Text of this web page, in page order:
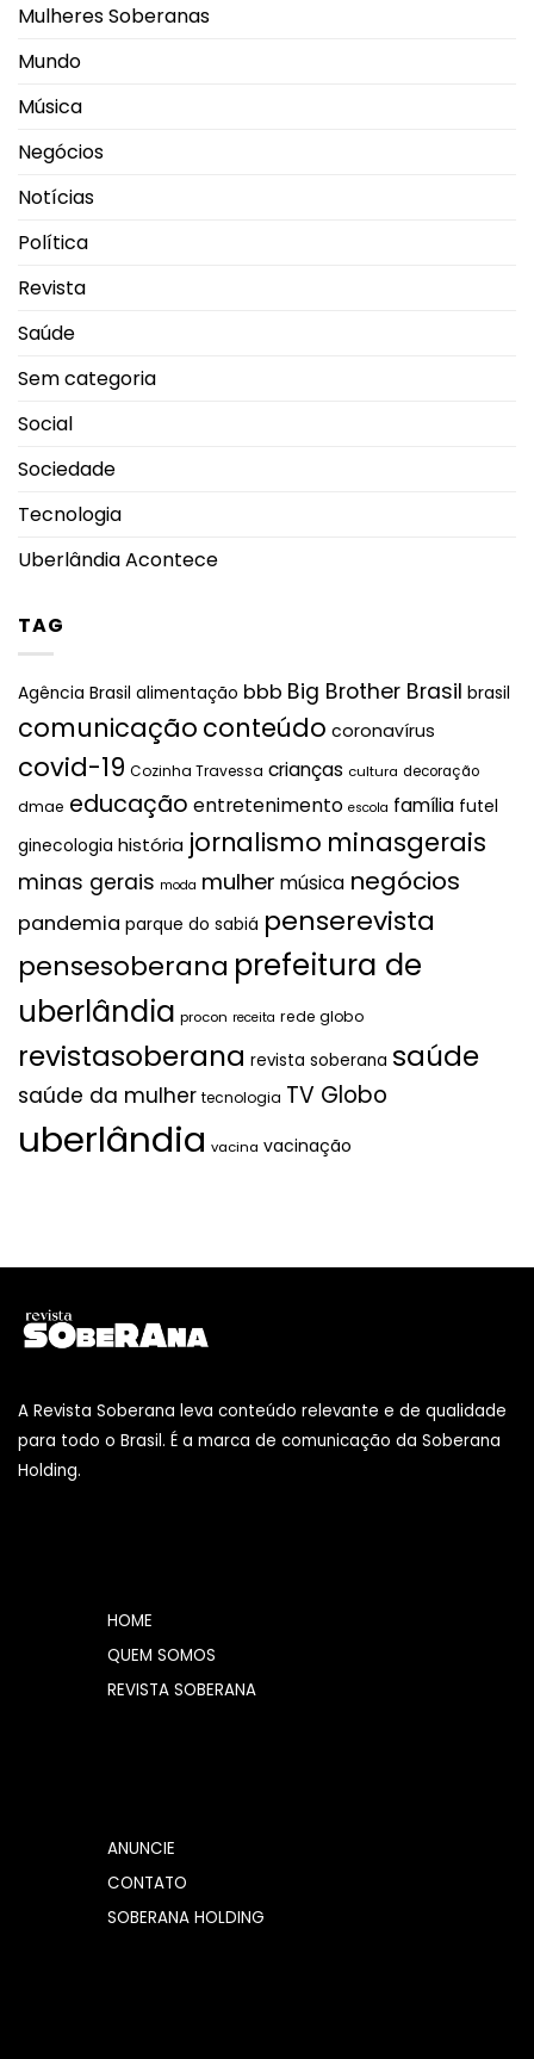
Mulheres Soberanas
Mundo
Música
Negócios
Notícias
Política
Revista
Saúde
Sem categoria
Social
Sociedade
Tecnologia
Uberlândia Acontece
TAG
Agência Brasil alimentação bbb Big Brother Brasil brasil
comunicação conteúdo coronavírus
covid-19 Cozinha Travessa crianças cultura decoração
dmae educação entretenimento escola família futel
ginecologia história jornalismo minasgerais
minas gerais moda mulher música negócios
pandemia parque do sabiá penserevista
pensesoberana prefeitura de
uberlândia procon receita rede globo
revistasoberana revista soberana saúde
saúde da mulher tecnologia TV Globo
uberlândia vacina vacinação
A Revista Soberana leva conteúdo relevante e de qualidade
para todo o Brasil. É a marca de comunicação da Soberana
Holding.
HOME
QUEM SOMOS
REVISTA SOBERANA
ANUNCIE
CONTATO
SOBERANA HOLDING